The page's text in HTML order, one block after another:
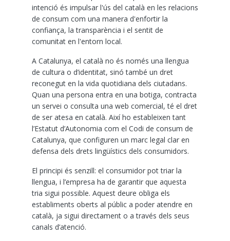
intenció és impulsar l'ús del català en les relacions
de consum com una manera d'enfortir la
confiança, la transparència i el sentit de
comunitat en l'entorn local.
A Catalunya, el català no és només una llengua
de cultura o d’identitat, sinó també un dret
reconegut en la vida quotidiana dels ciutadans.
Quan una persona entra en una botiga, contracta
un servei o consulta una web comercial, té el dret
de ser atesa en català. Així ho estableixen tant
l’Estatut d’Autonomia com el Codi de consum de
Catalunya, que configuren un marc legal clar en
defensa dels drets lingüístics dels consumidors.
El principi és senzill: el consumidor pot triar la
llengua, i l’empresa ha de garantir que aquesta
tria sigui possible. Aquest deure obliga els
establiments oberts al públic a poder atendre en
català, ja sigui directament o a través dels seus
canals d’atenció.